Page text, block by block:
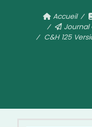
Accueil
Journal
C&H 125